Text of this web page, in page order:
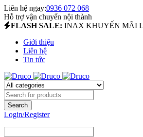
Liên hệ ngay:0936 072 068
Hỗ trợ vận chuyển nội thành
FLASH SALE: INAX KHUYẾN MÃI
Giới thiệu
Liên hệ
Tin tức
Login/Register